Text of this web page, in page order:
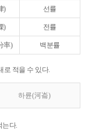
) 선률
) 전률
率) 백분률
로 적을 수 있다.
하륜(河崙)
는다.